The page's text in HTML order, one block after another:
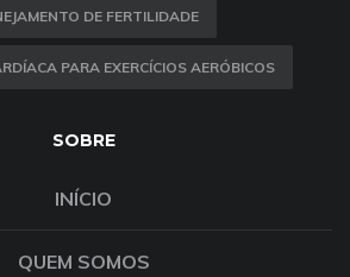
DE FERTILIDADE
PARA EXERCÍCIOS AERÓBICOS
SOBRE
INÍCIO
QUEM SOMOS